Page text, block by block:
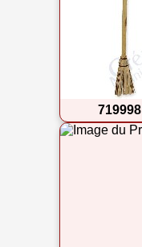
719998